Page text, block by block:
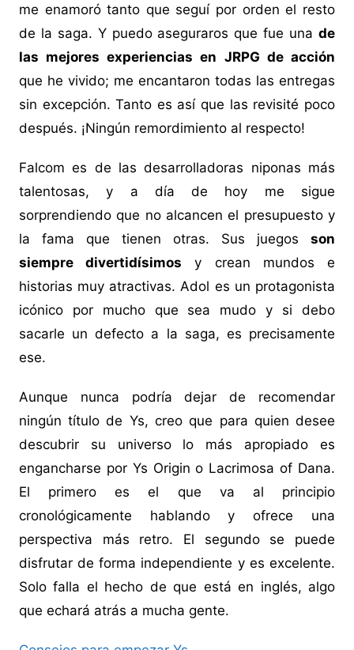
me enamoró tanto que seguí por orden el resto
de la saga. Y puedo aseguraros que fue unade
las mejores experiencias en JRPG de acción
que he vivido; me encantaron todas las entregas
sin excepción. Tanto es así que las revisité poco
después. ¡Ningún remordimiento al respecto!
Falcom es de las desarrolladoras niponas más
talentosas, y a día de hoy me sigue
sorprendiendo que no alcancen el presupuesto y
la fama que tienen otras. Sus juegosson
siempre divertidísimos y crean mundos e
historias muy atractivas. Adol es un protagonista
icónico por mucho que sea mudo y si debo
sacarle un defecto a la saga, es precisamente
ese.
Aunque nunca podría dejar de recomendar
ningún título de Ys, creo que para quien desee
descubrir su universo lo más apropiado es
engancharse por Ys Origin o Lacrimosa of Dana.
El primero es el que va al principio
cronológicamente hablando y ofrece una
perspectiva más retro. El segundo se puede
disfrutar de forma independiente y es excelente.
Solo falla el hecho de que está en inglés, algo
que echará atrás a mucha gente.